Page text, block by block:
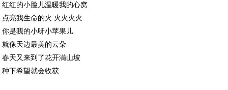
红红的小脸儿温暖我的心窝
点亮我生命的火 火火火火
你是我的小呀小苹果儿
就像天边最美的云朵
春天又来到了花开满山坡
种下希望就会收获